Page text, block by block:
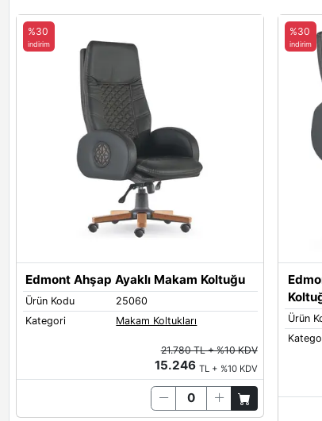
Edmont Ahşap Ayaklı Makam Koltuğu
Ürün Kodu
25060
Kategori
Makam Koltukları
%30
indirim
21.780 TL + %10 KDV
15.246 TL + %10 KDV
Ürün
%30
indirim